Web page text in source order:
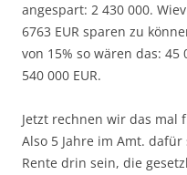
angespart: 2 430 000.
6763 EUR sparen zu
von 15% so wären das: 45
540 000 EUR.
Jetzt rechnen wir das
Also 5 Jahre im Amt.
Rente drin sein, die